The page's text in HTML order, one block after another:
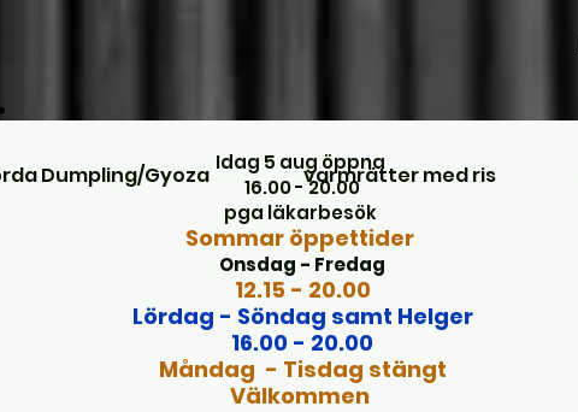
Dumpling/Gyoza varmrätter med ris
Idag 5 aug öppna
16.00 - 20.00
​pga läkarbesök
Sommar öppettider
Onsdag - Fredag
​12.15 - 20.00
Lördag - Söndag samt Helger
16.00 - 20.00
Måndag - Tisdag stängt
Välkommen